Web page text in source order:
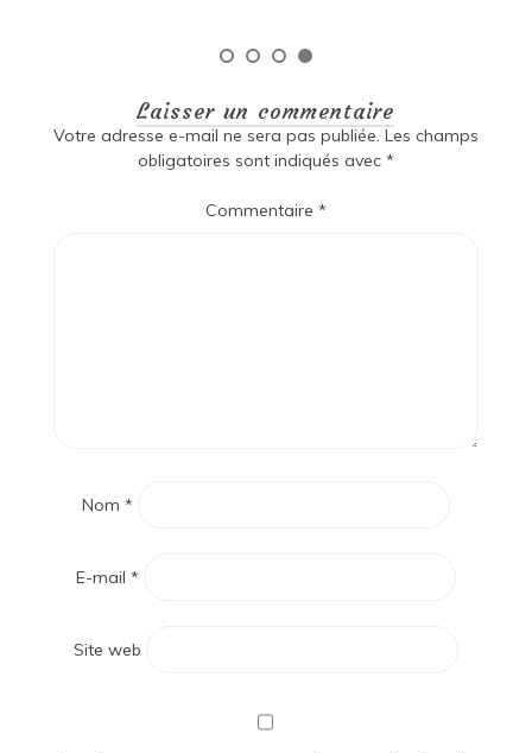
Laisser un commentaire
Votre adresse e-mail ne sera pas publiée. Les champs
obligatoires sont indiqués avec *
Commentaire *
Nom *
E-mail *
Site web